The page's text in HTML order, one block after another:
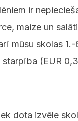
ir
maize un
mūsu skolas
(EUR
dota izvēle